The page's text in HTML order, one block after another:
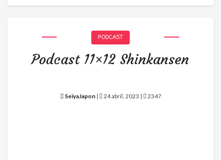
PODCAST
Podcast 11×12 Shinkansen
SeiyaJapon| 24 abril, 2023 | 2347